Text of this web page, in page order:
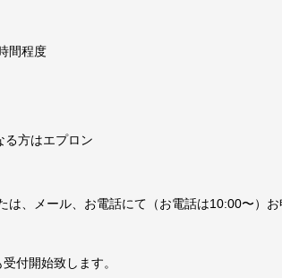
間程度
る方はエプロン
は、メール、お電話にて（お電話は10:00〜）
付開始致します。